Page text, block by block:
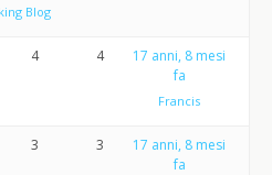
Blog
4 4
17 anni, 8 mesi
fa
Francis
3 3
17 anni, 8 mesi
fa